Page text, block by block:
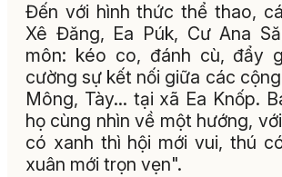
Đến với hình thức thể thao,
Xê Đăng, Ea Púk, Cư Ana
môn: kéo co, đánh cù, đẩy
cường sự kết nối giữa các
Mông, Tày… tại xã Ea Knốp.
họ cùng nhìn về một hướng,
có xanh thì hội mới vui, thú
xuân mới trọn vẹn".